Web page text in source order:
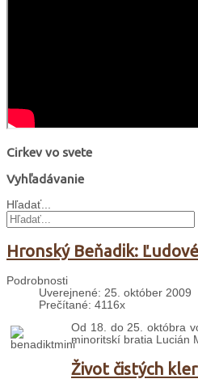
Cirkev vo svete
Vyhľadávanie
Hľadať...
Hronský Beňadik:
Podrobnosti
Uverejnené: 25. október 2009
Prečítané: 4116x
Od 18. do 25. októbra
minoritskí bratia Lucián
Život čistých